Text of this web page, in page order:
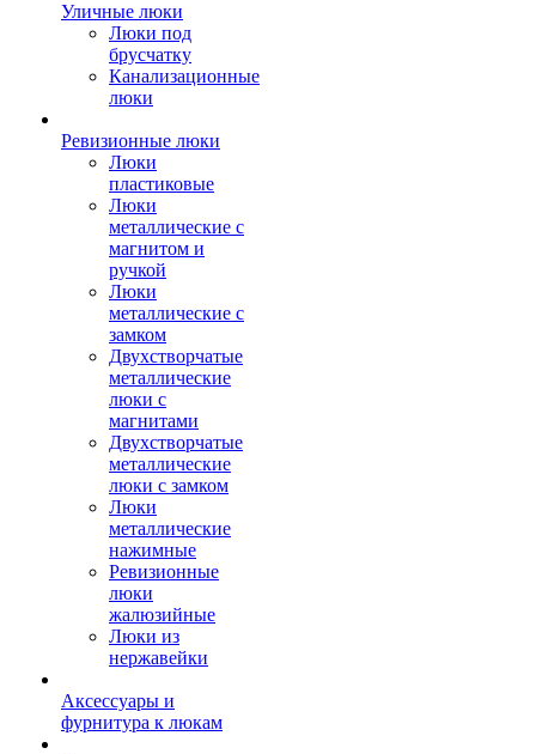
Уличные люки
Люки под
брусчатку
Канализационные
люки
Ревизионные люки
Люки
пластиковые
Люки
металлические с
магнитом и
ручкой
Люки
металлические с
замком
Двухстворчатые
металлические
люки с
магнитами
Двухстворчатые
металлические
люки с замком
Люки
металлические
нажимные
Ревизионные
люки
жалюзийные
Люки из
нержавейки
Аксессуары и
фурнитура к люкам